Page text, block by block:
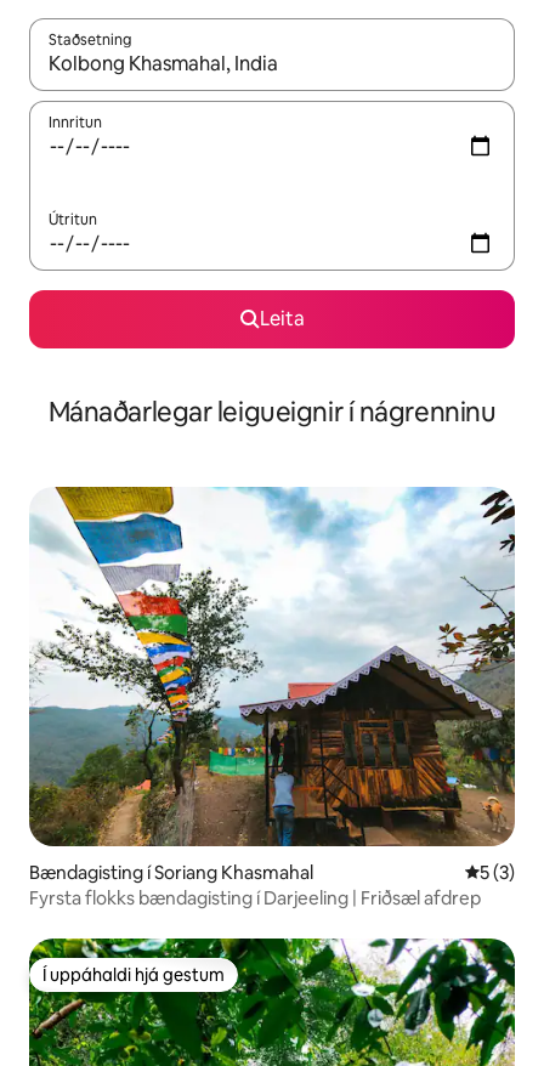
Staðsetning
Þegar niðurstöður liggja fyrir skaltu nota upp og niður
Innritun
Útritun
Leita
Mánaðarlegar leigueignir í nágrenninu
Bændagisting í Soriang Khasmahal 5 af 5 í
5 (3)
Fyrsta flokks bændagisting í Darjeeling | Friðsæl afdrep
Í uppáhaldi hjá gestum
Í uppáhaldi hjá gestum